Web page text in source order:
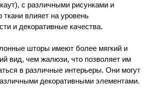
с различными рисунками и
влияет на уровень
и декоративные качества.
шторы имеют более мягкий и
вид, чем жалюзи, что позволяет им
в различные интерьеры. Они могут
декоративными элементами.